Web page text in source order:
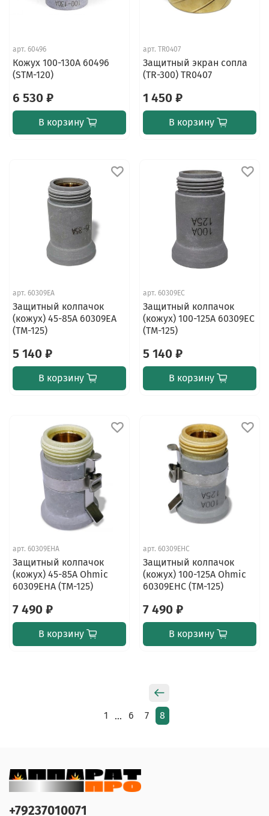
арт. 60496
Кожух 100-130А 60496
(STM-120)
6 530 ₽
В корзину
арт. TR0407
Защитный экран сопла
(TR-300) TR0407
1 450 ₽
В корзину
арт. 60309EA
Защитный колпачок
(кожух) 45-85A 60309EA
(TM-125)
5 140 ₽
В корзину
арт. 60309EC
Защитный колпачок
(кожух) 100-125A 60309EC
(TM-125)
5 140 ₽
В корзину
арт. 60309EHA
Защитный колпачок
(кожух) 45-85A Ohmic
60309EHA (TM-125)
7 490 ₽
В корзину
арт. 60309EHC
Защитный колпачок
(кожух) 100-125A Ohmic
60309EHC (TM-125)
7 490 ₽
В корзину
1 … 6 7 8
+79237010071